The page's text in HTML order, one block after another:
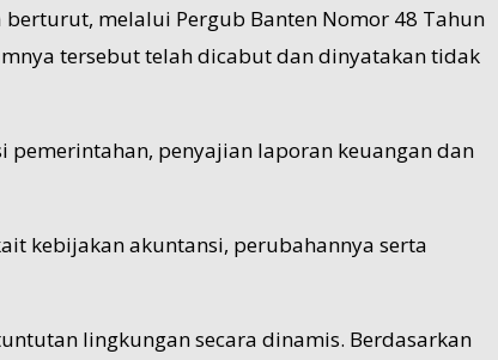
melalui Pergub Banten Nomor 48 Tahun
tersebut telah dicabut dan dinyatakan tidak
penyajian laporan keuangan dan
kebijakan akuntansi, perubahannya serta
lingkungan secara dinamis. Berdasarkan